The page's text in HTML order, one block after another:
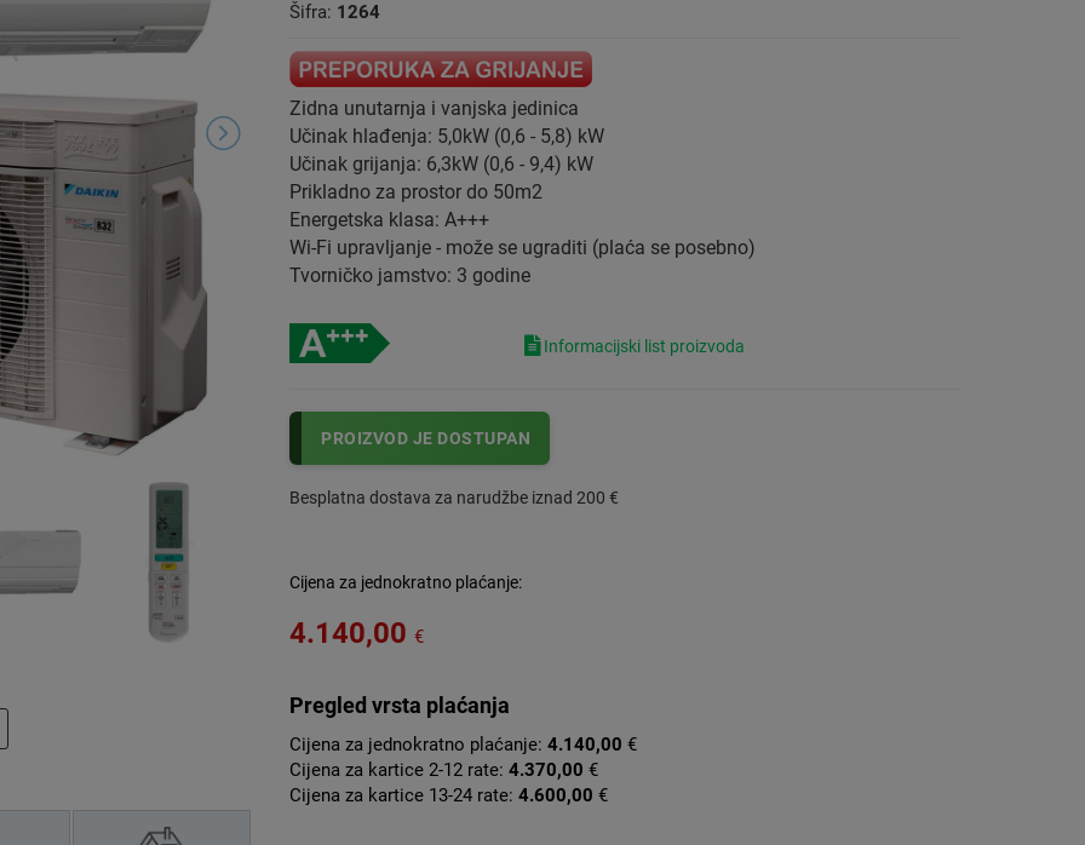
Šifra: 1264
Zidna unutarnja i vanjska jedinica
Učinak hlađenja: 5,0kW (0,6 - 5,8) kW
Učinak grijanja: 6,3kW (0,6 - 9,4) kW
Prikladno za prostor do 50m2
Energetska klasa: A+++
Wi-Fi upravljanje - može se ugraditi (plaća se posebno)
Tvorničko jamstvo: 3 godine
Informacijski list proizvoda
PROIZVOD JE DOSTUPAN
Besplatna dostava za narudžbe iznad 200 €
Cijena za jednokratno plaćanje:
4.140,00 €
Pregled vrsta plaćanja
Cijena za jednokratno plaćanje: 4.140,00 €
Cijena za kartice 2-12 rate: 4.370,00 €
Cijena za kartice 13-24 rate: 4.600,00 €